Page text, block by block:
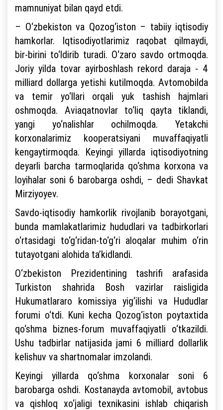
mamnuniyat bilan qayd etdi.
– O‘zbekiston va Qozog‘iston – tabiiy iqtisodiy
hamkorlar. Iqtisodiyotlarimiz raqobat qilmaydi,
bir-birini to‘ldirib turadi. O‘zaro savdo ortmoqda.
Joriy yilda tovar ayirboshlash rekord daraja - 4
milliard dollarga yetishi kutilmoqda. Avtomobilda
va temir yo‘llari orqali yuk tashish hajmlari
oshmoqda. Aviaqatnovlar to‘liq qayta tiklandi,
yangi yo‘nalishlar ochilmoqda. Yetakchi
korxonalarimiz kooperatsiyani muvaffaqiyatli
kengaytirmoqda. Keyingi yillarda iqtisodiyotning
deyarli barcha tarmoqlarida qo‘shma korxona va
loyihalar soni 6 barobarga oshdi, – dedi Shavkat
Mirziyoyev.
Savdo-iqtisodiy hamkorlik rivojlanib borayotgani,
bunda mamlakatlarimiz hududlari va tadbirkorlari
o‘rtasidagi to‘g‘ridan-to‘g‘ri aloqalar muhim o‘rin
tutayotgani alohida ta’kidlandi.
O‘zbekiston Prezidentining tashrifi arafasida
Turkiston shahrida Bosh vazirlar raisligida
Hukumatlararo komissiya yig‘ilishi va Hududlar
forumi o‘tdi. Kuni kecha Qozog‘iston poytaxtida
qo‘shma biznes-forum muvaffaqiyatli o‘tkazildi.
Ushu tadbirlar natijasida jami 6 milliard dollarlik
kelishuv va shartnomalar imzolandi.
Keyingi yillarda qo‘shma korxonalar soni 6
barobarga oshdi. Kostanayda avtomobil, avtobus
va qishloq xo‘jaligi texnikasini ishlab chiqarish